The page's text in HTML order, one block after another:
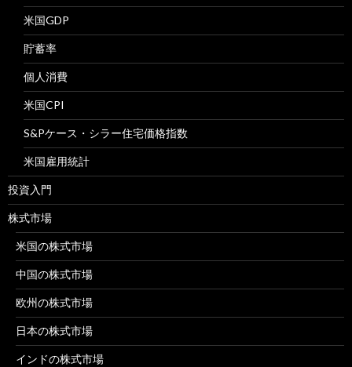
米国GDP
貯蓄率
個人消費
米国CPI
S&Pケース・シラー住宅価格指数
米国雇用統計
投資入門
株式市場
米国の株式市場
中国の株式市場
欧州の株式市場
日本の株式市場
インドの株式市場